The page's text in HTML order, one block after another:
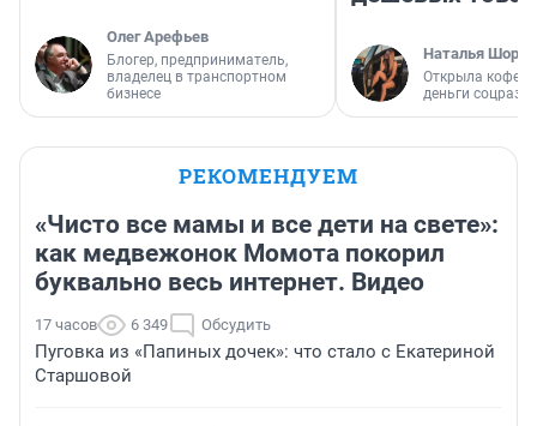
Олег Арефьев
Блогер, предприниматель,
владелец в транспортном
бизнесе
Наталья
Открыла
деньги
РЕКОМЕНДУЕМ
«Чисто все мамы и все дети на свете»:
как медвежонок Момота покорил
буквально весь интернет. Видео
17 часов 6 349 Обсудить
Пуговка из «Папиных дочек»: что стало с Екатериной
Старшовой